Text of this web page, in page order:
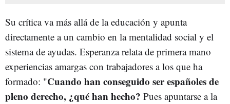
Su crítica va más allá de la educación y apunta
directamente a un cambio en la mentalidad social y el
sistema de ayudas. Esperanza relata de primera mano
experiencias amargas con trabajadores a los que ha
formado: "Cuando han conseguido ser españoles de
pleno derecho, ¿qué han hecho? Pues apuntarse a la